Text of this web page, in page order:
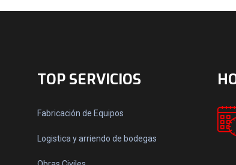
TOP SERVICIOS
Fabricación de Equipos
Logistica y arriendo de bodegas